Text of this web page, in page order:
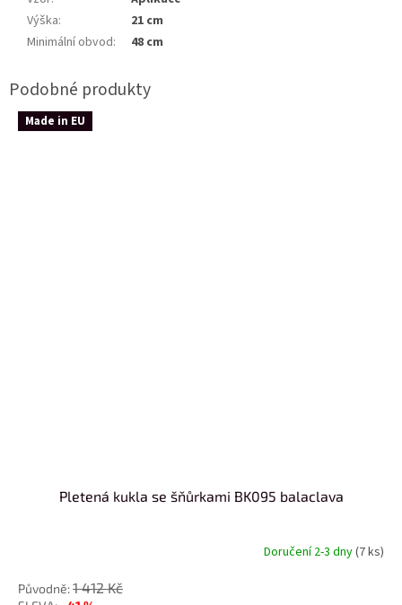
Výška:
21 cm
Minimální obvod: 48 cm
Made in EU
Pletená kukla se šňůrkami BK095 balaclava
Doručení 2-3 dny(7 ks)
1 412 Kč